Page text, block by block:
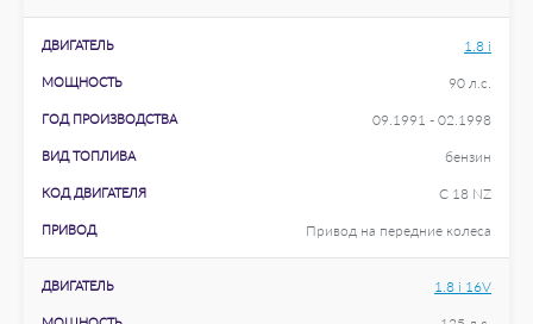
ДВИГАТЕЛЬ 1.8 i
МОЩНОСТЬ 90 л.с.
ГОД ПРОИЗВОДСТВА 09.1991 - 02.1998
ВИД ТОПЛИВА бензин
КОД ДВИГАТЕЛЯ C 18 NZ
ПРИВОД Привод на передние колеса
ДВИГАТЕЛЬ 1.8 i 16V